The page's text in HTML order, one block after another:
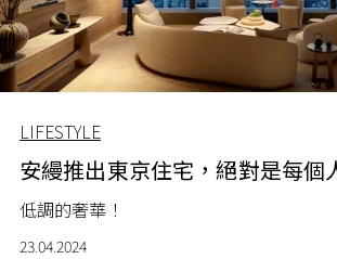
LIFESTYLE
安縵推出東京住宅，絕對是每個
低調的奢華！
23.04.2024